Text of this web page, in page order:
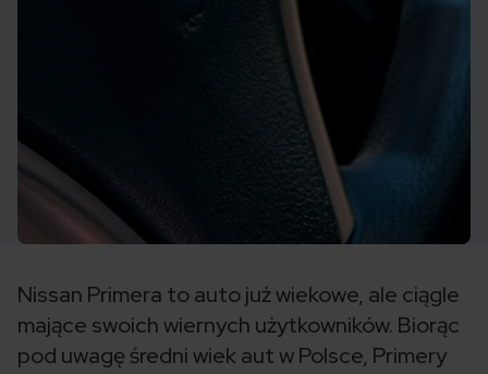
Nissan Primera to auto już wiekowe, ale ciągle
mające swoich wiernych użytkowników. Biorąc
pod uwagę średni wiek aut w Polsce, Primery